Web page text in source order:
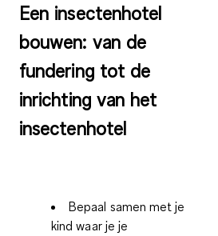
Een insectenhotel
bouwen: van de
fundering tot de
inrichting van het
insectenhotel
Bepaal samen met je
kind waar je je